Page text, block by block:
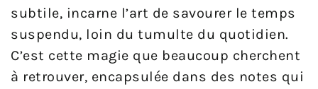
subtile, incarne l’art de savourer le temps
suspendu, loin du tumulte du quotidien.
C’est cette magie que beaucoup cherchent
à retrouver, encapsulée dans des notes qui